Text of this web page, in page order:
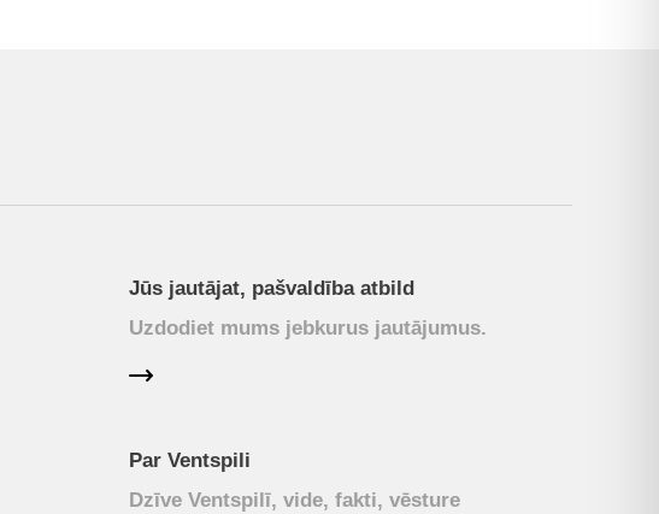
Jūs jautājat, pašvaldība atbild
Uzdodiet mums jebkurus jautājumus.
Par Ventspili
Dzīve Ventspilī, vide, fakti, vēsture